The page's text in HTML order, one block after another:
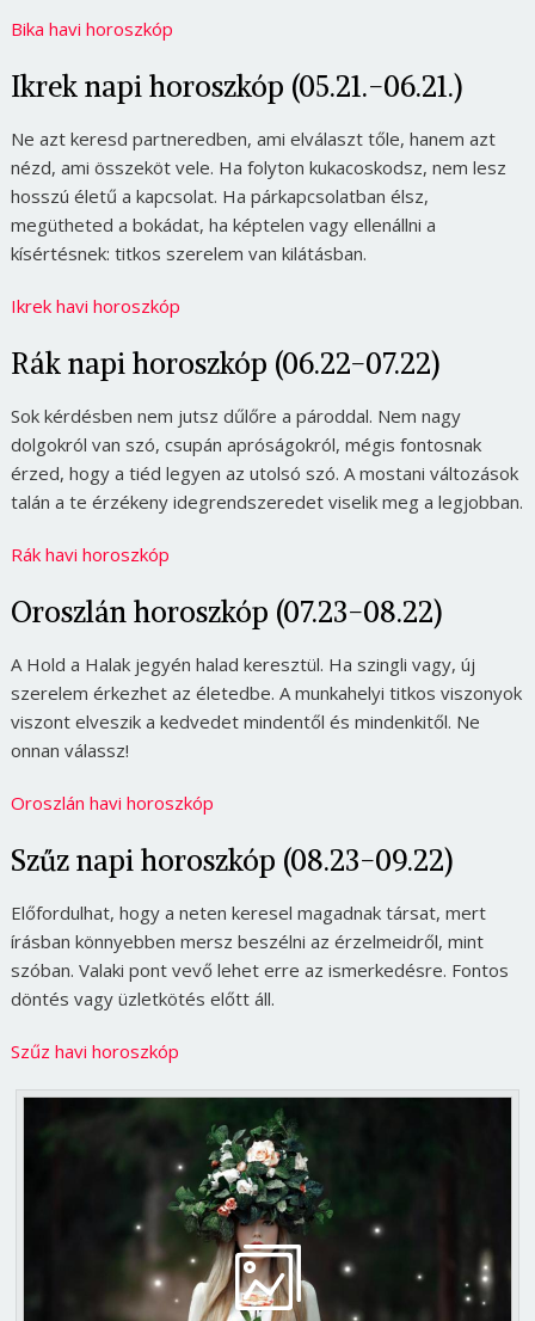
Bika havi horoszkóp
Ikrek napi horoszkóp (05.21.-06.21.)
Ne azt keresd partneredben, ami elválaszt tőle, hanem azt
nézd, ami összeköt vele. Ha folyton kukacoskodsz, nem lesz
hosszú életű a kapcsolat. Ha párkapcsolatban élsz,
megütheted a bokádat, ha képtelen vagy ellenállni a
kísértésnek: titkos szerelem van kilátásban.
Ikrek havi horoszkóp
Rák napi horoszkóp (06.22-07.22)
Sok kérdésben nem jutsz dűlőre a pároddal. Nem nagy
dolgokról van szó, csupán apróságokról, mégis fontosnak
érzed, hogy a tiéd legyen az utolsó szó. A mostani változások
talán a te érzékeny idegrendszeredet viselik meg a legjobban.
Rák havi horoszkóp
Oroszlán horoszkóp (07.23-08.22)
A Hold a Halak jegyén halad keresztül. Ha szingli vagy, új
szerelem érkezhet az életedbe. A munkahelyi titkos viszonyok
viszont elveszik a kedvedet mindentől és mindenkitől. Ne
onnan válassz!
Oroszlán havi horoszkóp
Szűz napi horoszkóp (08.23-09.22)
Előfordulhat, hogy a neten keresel magadnak társat, mert
írásban könnyebben mersz beszélni az érzelmeidről, mint
szóban. Valaki pont vevő lehet erre az ismerkedésre. Fontos
döntés vagy üzletkötés előtt áll.
Szűz havi horoszkóp